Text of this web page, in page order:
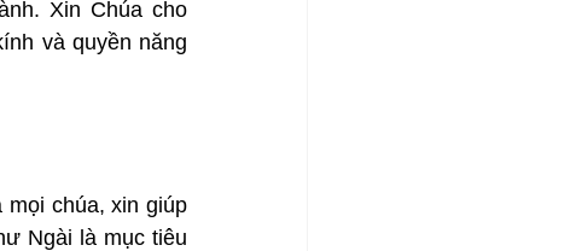
Xin Chúa cho
và quyền năng
mọi chúa, xin giúp
Ngài là mục tiêu